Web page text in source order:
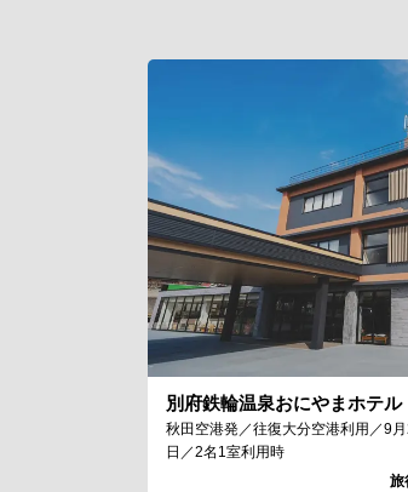
別府鉄輪温泉おにやまホテル
秋田空港発／往復大分空港利用／9
日／2名1室利用時